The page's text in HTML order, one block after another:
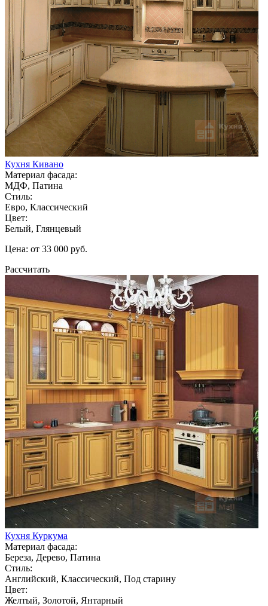
Кухня Кивано
Материал фасада:
МДФ, Патина
Стиль:
Евро, Классический
Цвет:
Белый, Глянцевый
Цена: от 33 000 руб.
Рассчитать
Кухня Куркума
Материал фасада:
Береза, Дерево, Патина
Стиль:
Английский, Классический, Под старину
Цвет:
Желтый, Золотой, Янтарный